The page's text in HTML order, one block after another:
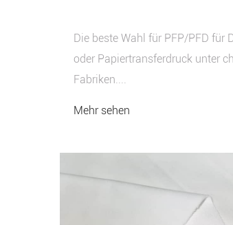
Die beste Wahl für PFP/PFD für
oder Papiertransferdruck unter
Fabriken....
Mehr sehen